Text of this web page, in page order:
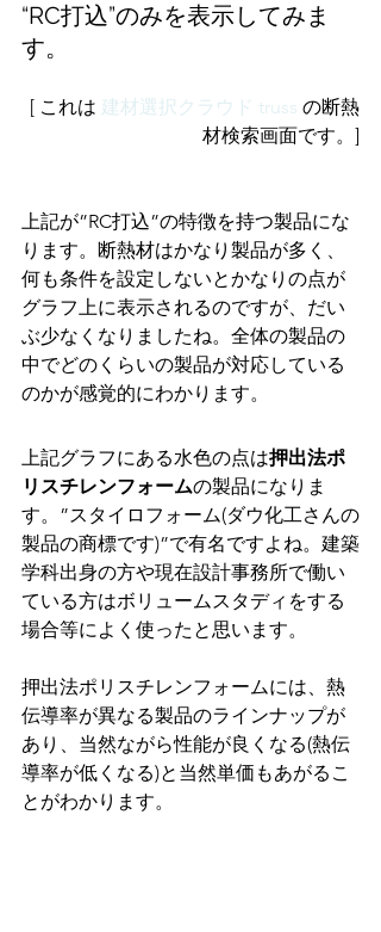
“RC打込”のみを表示してみま
す。
[ これは 建材選択クラウド truss の断熱
材検索画面です。]
上記が”RC打込”の特徴を持つ製品にな
ります。断熱材はかなり製品が多く、
何も条件を設定しないとかなりの点が
グラフ上に表示されるのですが、だい
ぶ少なくなりましたね。全体の製品の
中でどのくらいの製品が対応している
のかが感覚的にわかります。
上記グラフにある水色の点は押出法ポ
リスチレンフォームの製品になりま
す。”スタイロフォーム(ダウ化工さんの
製品の商標です)”で有名ですよね。建築
学科出身の方や現在設計事務所で働い
ている方はボリュームスタディをする
場合等によく使ったと思います。
押出法ポリスチレンフォームには、熱
伝導率が異なる製品のラインナップが
あり、当然ながら性能が良くなる(熱伝
導率が低くなる)と当然単価もあがるこ
とがわかります。